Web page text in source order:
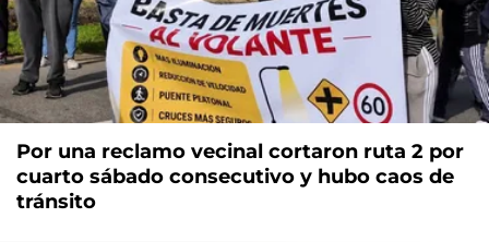
Por una reclamo vecinal cortaron ruta 2 por
cuarto sábado consecutivo y hubo caos de
tránsito